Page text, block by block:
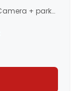
1.4 e-Hybrid 180KW/245PK VZ Performance · Camera + parkee...